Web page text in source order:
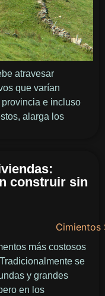
atravesar
que varían
e incluso
alarga los
construir sin
más costosos
se
y grandes
en los